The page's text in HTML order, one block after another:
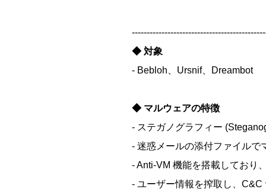
◆ 対象
- Bebloh、Ursnif、Dreambot
◆ マルウェアの特徴
- ステガノグラフィー
- 迷惑メールの添付ファイルで
- Anti-VM 機能を搭載しており
- ユーザー情報を搾取し、